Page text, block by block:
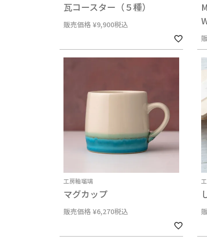
瓦コースター（５種）
販売価格 ¥9,900税込
工房釉瑠璃
マグカップ
販売価格 ¥6,270税込